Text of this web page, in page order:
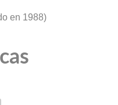
en 1988)